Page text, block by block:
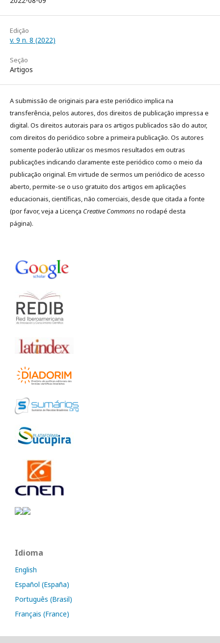
Edição
v. 9 n. 8 (2022)
Seção
Artigos
A submissão de originais para este periódico implica na
transferência, pelos autores, dos direitos de publicação impressa e
digital. Os direitos autorais para os artigos publicados são do autor,
com direitos do periódico sobre a primeira publicação. Os autores
somente poderão utilizar os mesmos resultados em outras
publicações indicando claramente este periódico como o meio da
publicação original. Em virtude de sermos um periódico de acesso
aberto, permite-se o uso gratuito dos artigos em aplicações
educacionais, científicas, não comerciais, desde que citada a fonte
(por favor, veja a Licença Creative Commonsno rodapé desta
página).
Idioma
English
Español (España)
Português (Brasil)
Français (France)